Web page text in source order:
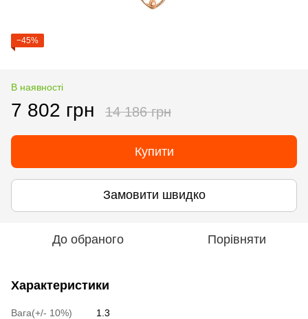
−45%
В наявності
7 802 грн 14 186 грн
Купити
Замовити швидко
До обраного Порівняти
Характеристики
Вага(+/- 10%)
1.3